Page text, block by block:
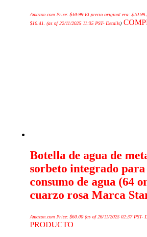
Amazon.com Price:$10.99 El precio original era: $10.99.
$10.41.
(as of 22/11/2025 11:35 PST- Details)
Botella de agua de
sorbeto integrado
consumo de agua (64
cuarzo rosa Marca
Amazon.com Price:$60.00 (as of 26/11/2025 02:37 PST-
PRODUCTO